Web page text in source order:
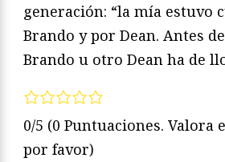
generación: “la mía estuvo
Brando y por Dean. Antes
Brando u otro Dean ha de
0/5 (0 Puntuaciones. Valora
por favor)